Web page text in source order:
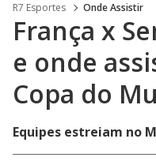
R7 Esportes Onde Assistir
França x
e onde
Copa do
Equipes estreiam no